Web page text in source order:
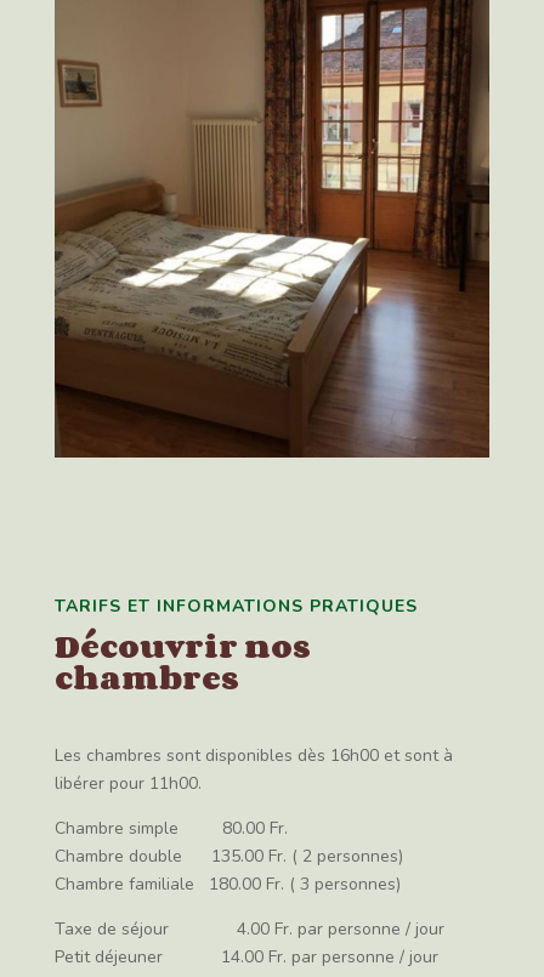
TARIFS ET INFORMATIONS PRATIQUES
Découvrir nos
chambres
Les chambres sont disponibles dès 16h00 et sont à
libérer pour 11h00.
Chambre simple 80.00 Fr.
Chambre double 135.00 Fr. ( 2 personnes)
Chambre familiale 180.00 Fr. ( 3 personnes)
Taxe de séjour 4.00 Fr. par personne / jour
Petit déjeuner 14.00 Fr. par personne / jour